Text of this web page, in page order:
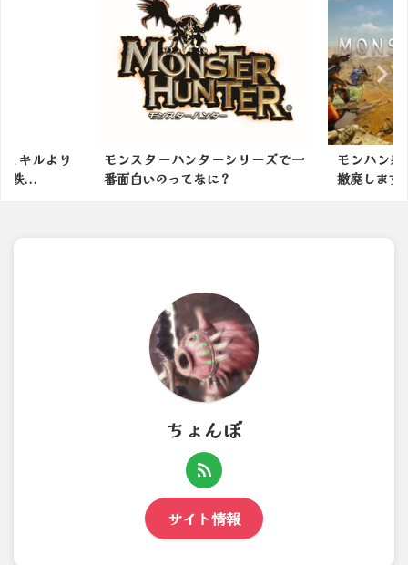
シリーズで一
？
モンハン新作は防具の男女制限を
撤廃します ←これｗｗｗ
モンハ
して里
ちょんぼ
サイト情報